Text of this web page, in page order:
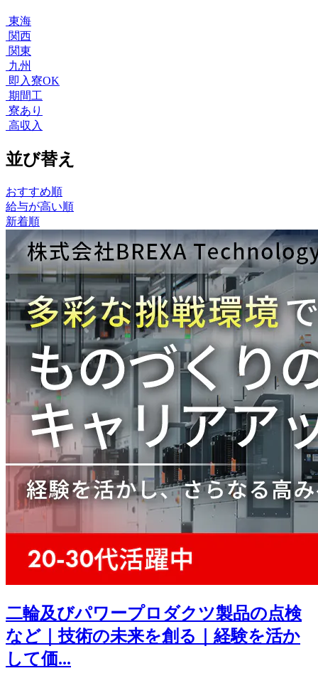
東海
関西
関東
九州
即入寮OK
期間工
寮あり
高収入
並び替え
おすすめ順
給与が高い順
新着順
二輪及びパワープロダクツ製品の点検
など｜技術の未来を創る｜経験を活か
して価...